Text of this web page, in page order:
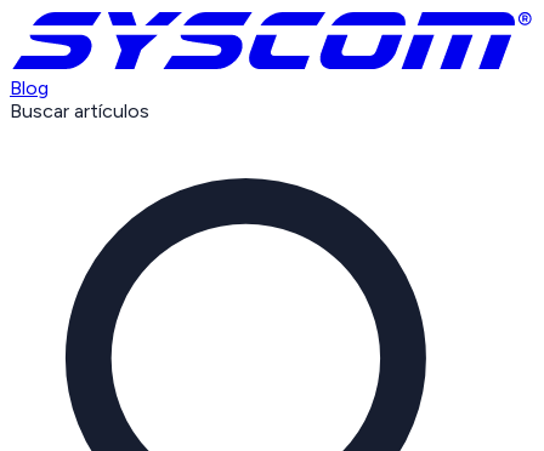
Blog
Buscar artículos